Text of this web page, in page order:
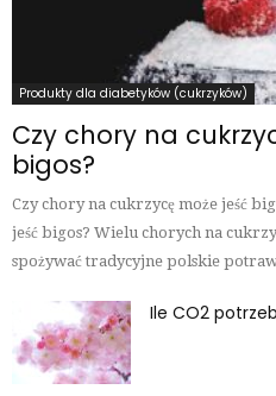
Produkty dla diabetyków (cukrzyków)
Czy chory na
bigos?
Czy chory na cukrzycę może jeść
jeść bigos? Wielu chorych na
spożywać tradycyjne polskie
Ile CO2